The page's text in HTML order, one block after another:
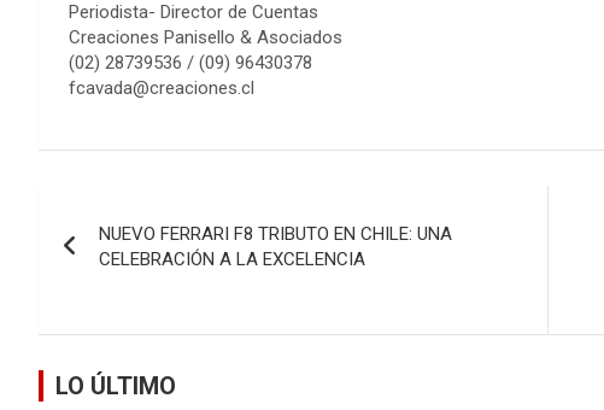
Periodista- Director de Cuentas
Creaciones Panisello & Asociados
(02) 28739536 / (09) 96430378
fcavada@creaciones.cl
de
NUEVO FERRARI F8 TRIBUTO EN CHILE: UNA
CELEBRACIÓN A LA EXCELENCIA
LO ÚLTIMO